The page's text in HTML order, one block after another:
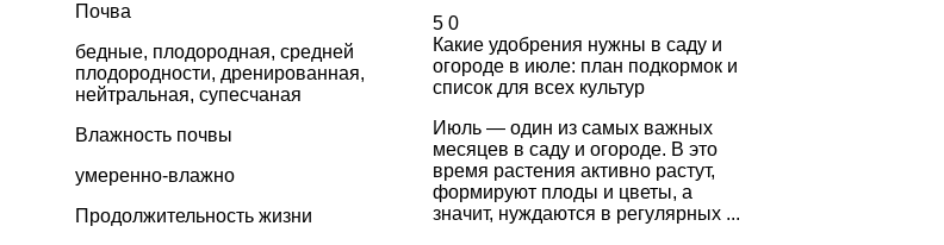
Почва
бедные, плодородная, средней
плодородности, дренированная,
нейтральная, супесчаная
Влажность почвы
умеренно-влажно
Продолжительность жизни
5 0
Какие удобрения нужны в саду и
огороде в июле: план подкормок и
список для всех культур
Июль — один из самых важных
месяцев в саду и огороде. В это
время растения активно растут,
формируют плоды и цветы, а
значит, нуждаются в регулярных ...